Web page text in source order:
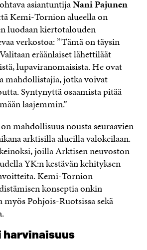
asiantuntijaNani Pajunen
Kemi-Tornion alueella on
luodaan kiertotalouden
verkostoa: ”Tämä on täysin
eräänlaiset lähettiläät
lupaviranomaisista. He ovat
mahdollistajia, jotka voivat
Syntynyttä osaamista pitää
laajemmin.”
mahdollisuus nousta seuraavien
arktisilla alueilla valokeilaan.
joilla Arktisen neuvoston
YK:n kestävän kehityksen
Kemi-Tornion
konseptia onkin
Pohjois-Ruotsissa sekä
harvinaisuus